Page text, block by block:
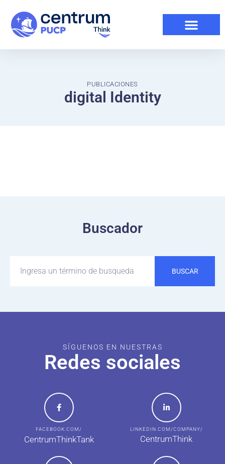
PUBLICACIONES
digital Identity
Buscador
BUSCAR
SÍGUENOS EN NUESTRAS
Redes sociales
FACEBOOK.COM/
CentrumThinkTank
LINKEDIN.COM/COMPANY/
CentrumThink